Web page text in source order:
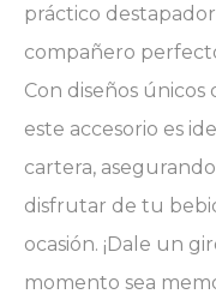
práctico
compañero
Con diseños
este accesorio es
cartera,
disfrutar de tu
ocasión. ¡Dale un
momento sea